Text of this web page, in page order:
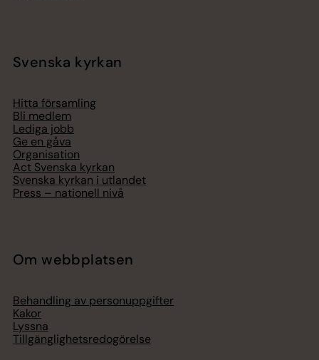
Svenska kyrkan
Hitta församling
Bli medlem
Lediga jobb
Ge en gåva
Organisation
Act Svenska kyrkan
Svenska kyrkan i utlandet
Press – nationell nivå
Om webbplatsen
Behandling av personuppgifter
Kakor
Lyssna
Tillgänglighetsredogörelse